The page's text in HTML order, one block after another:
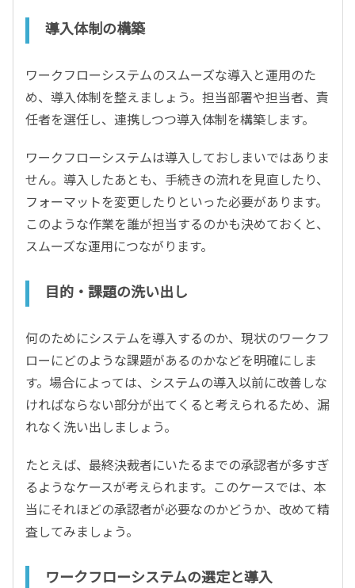
導入体制の構築
ワークフローシステムのスムーズな導入と運用のた
め、導入体制を整えましょう。担当部署や担当者、責
任者を選任し、連携しつつ導入体制を構築します。
ワークフローシステムは導入しておしまいではありま
せん。導入したあとも、手続きの流れを見直したり、
フォーマットを変更したりといった必要があります。
このような作業を誰が担当するのかも決めておくと、
スムーズな運用につながります。
目的・課題の洗い出し
何のためにシステムを導入するのか、現状のワークフ
ローにどのような課題があるのかなどを明確にしま
す。場合によっては、システムの導入以前に改善しな
ければならない部分が出てくると考えられるため、漏
れなく洗い出しましょう。
たとえば、最終決裁者にいたるまでの承認者が多すぎ
るようなケースが考えられます。このケースでは、本
当にそれほどの承認者が必要なのかどうか、改めて精
査してみましょう。
ワークフローシステムの選定と導入